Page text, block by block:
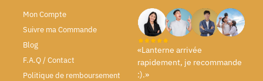
Mon Compte
Suivre ma Commande
Blog
F.A.Q / Contact
Politique de remboursement
«Lanterne arrivée
rapidement, je recommande
:).»